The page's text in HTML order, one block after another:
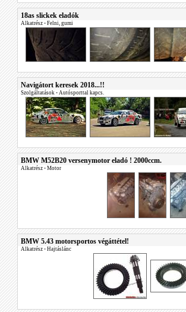
18as slickek eladók
Alkatrész • Felni, gumi
Navigátort keresek 2018...!!
Szolgáltatások • Autósporttal kapcs.
BMW M52B20 versenymotor eladó ! 2000ccm.
Alkatrész • Motor
BMW 5.43 motorsportos végáttétel!
Alkatrész • Hajtáslánc